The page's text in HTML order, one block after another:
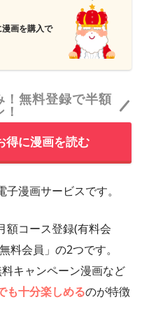
間無料で「U-NEXT」
画を購入で
！無料登録で半額
得に漫画を読む
漫画サービスです。
額コース登録(有料会
料会員」の2つです。
キャンペーン漫画など
も十分楽しめるのが特徴